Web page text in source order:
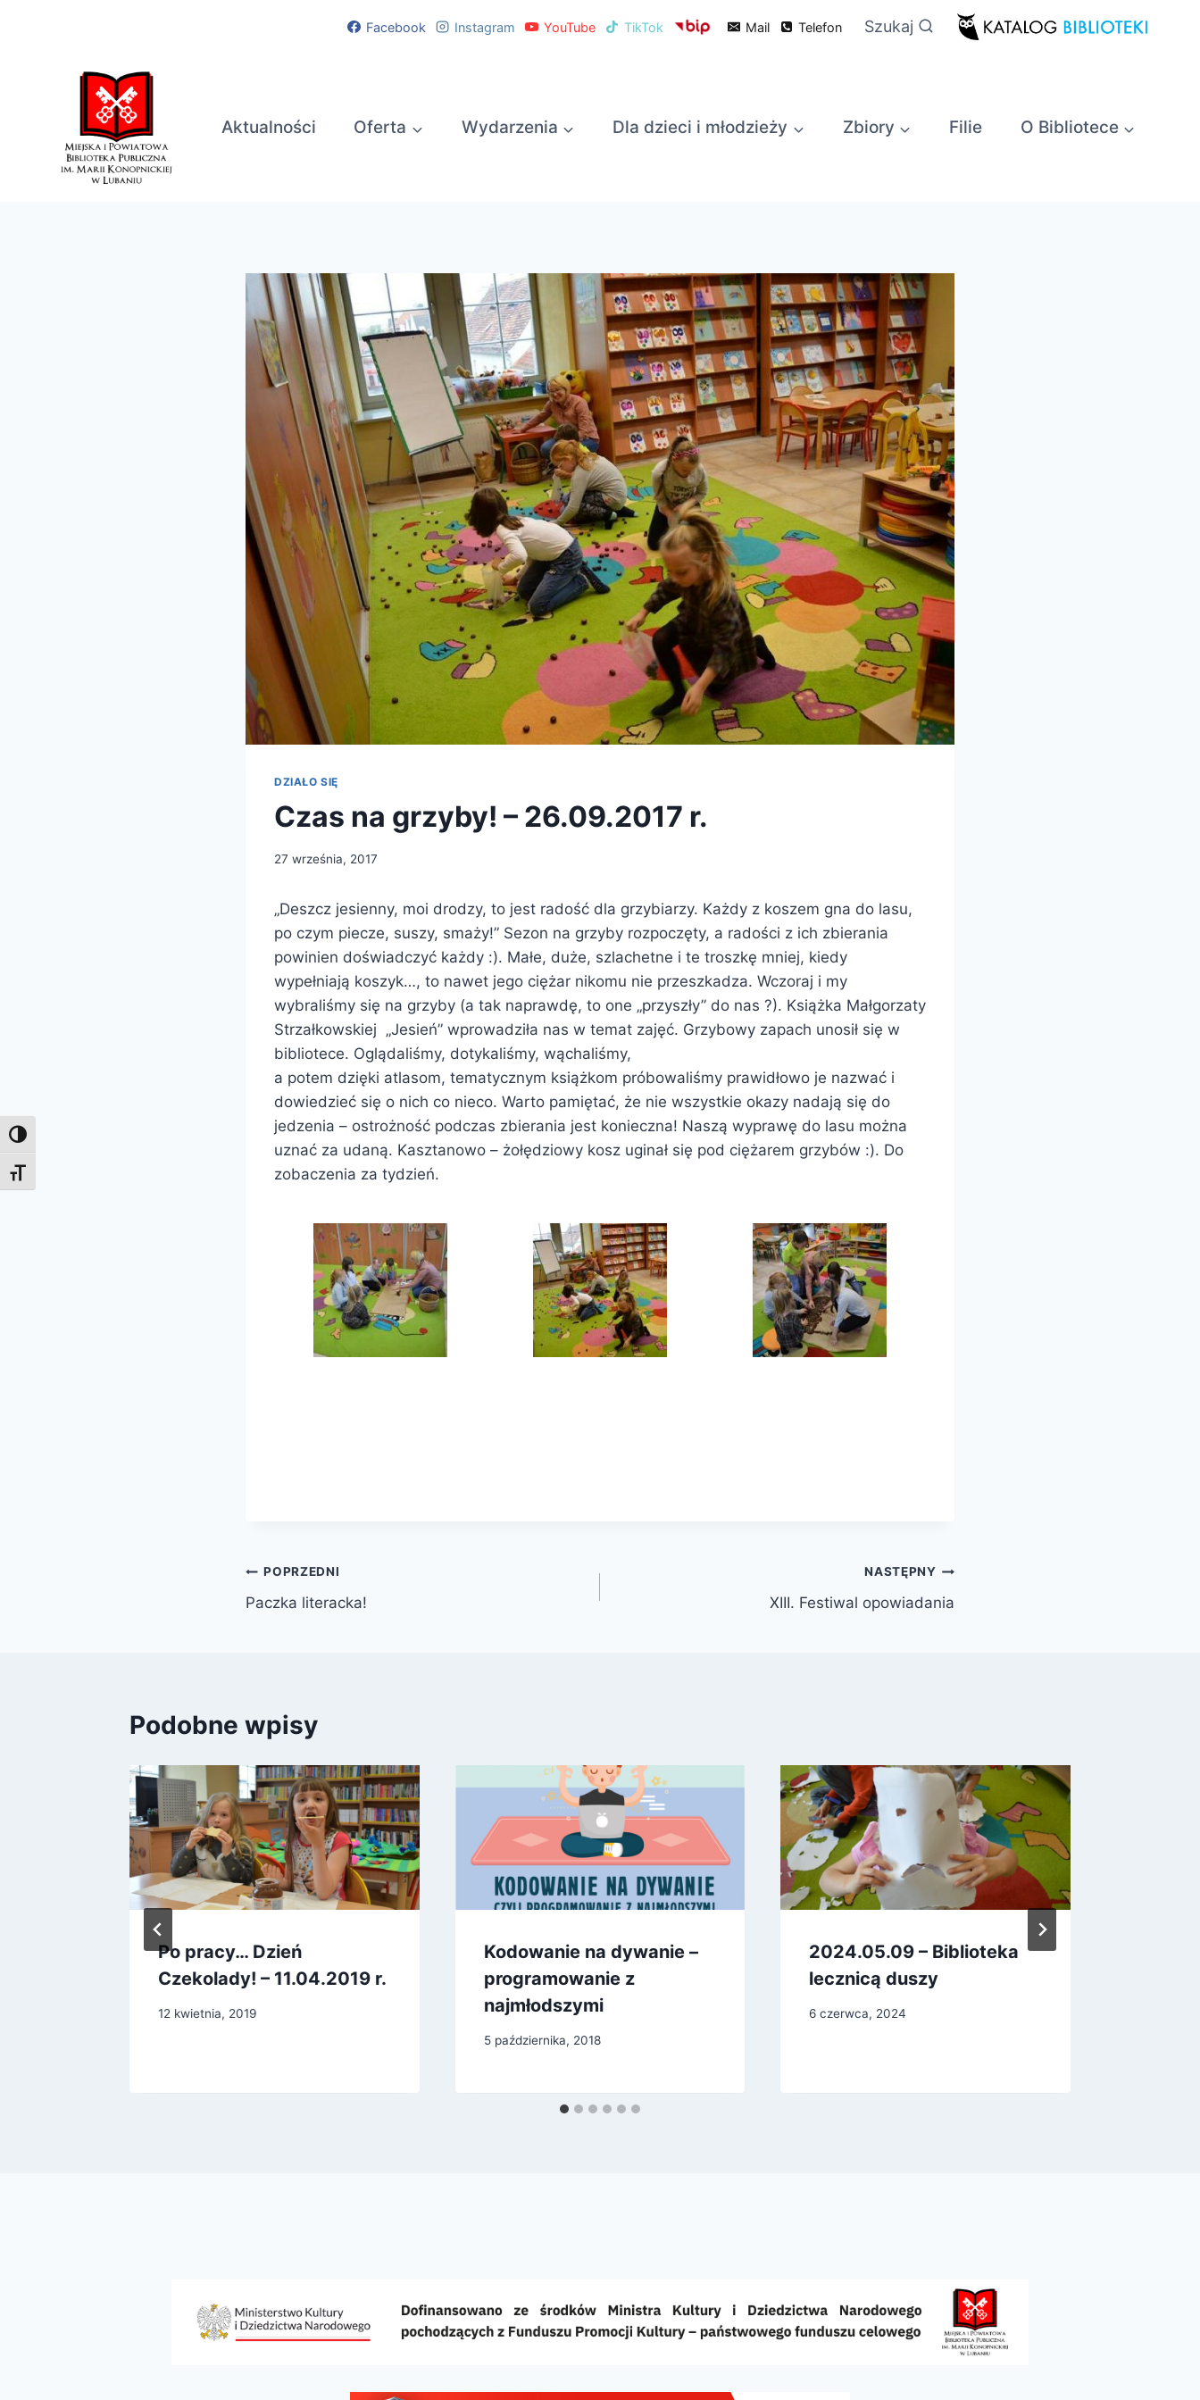
Toggle High Contrast
Toggle Font size
Facebook Instagram YouTube TikTok Mail Telefon Szukaj
Aktualności Oferta Wydarzenia Dla dzieci i młodzieży Zbiory Filie O Bibliotece
DZIAŁO SIĘ
Czas na grzyby! – 26.09.2017 r.
27 września, 2017
„Deszcz jesienny, moi drodzy, to jest radość dla grzybiarzy. Każdy z koszem gna do lasu,
po czym piecze, suszy, smaży!” Sezon na grzyby rozpoczęty, a radości z ich zbierania
powinien doświadczyć każdy :). Małe, duże, szlachetne i te troszkę mniej, kiedy
wypełniają koszyk…, to nawet jego ciężar nikomu nie przeszkadza. Wczoraj i my
wybraliśmy się na grzyby (a tak naprawdę, to one „przyszły” do nas ?). Książka Małgorzaty
Strzałkowskiej „Jesień” wprowadziła nas w temat zajęć. Grzybowy zapach unosił się w
bibliotece. Oglądaliśmy, dotykaliśmy, wąchaliśmy,
a potem dzięki atlasom, tematycznym książkom próbowaliśmy prawidłowo je nazwać i
dowiedzieć się o nich co nieco. Warto pamiętać, że nie wszystkie okazy nadają się do
jedzenia – ostrożność podczas zbierania jest konieczna! Naszą wyprawę do lasu można
uznać za udaną. Kasztanowo – żołędziowy kosz uginał się pod ciężarem grzybów :). Do
zobaczenia za tydzień.
Nawigacja
wpisu
POPRZEDNI
Paczka literacka!
NASTĘPNY
XIII. Festiwal opowiadania
Podobne wpisy
Po pracy… Dzień
Czekolady! – 11.04.2019 r.
12 kwietnia, 2019
Kodowanie na dywanie –
programowanie z
najmłodszymi
5 października, 2018
2024.05.09 – Biblioteka
lecznicą duszy
6 czerwca, 2024